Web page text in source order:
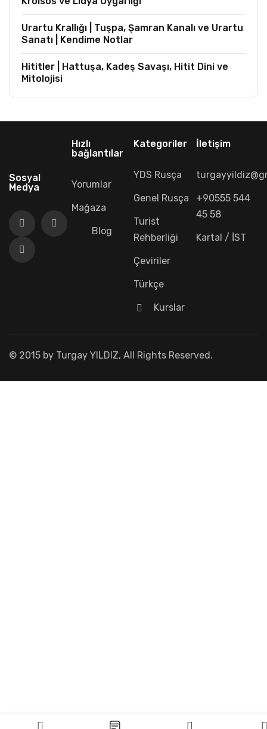
Urartu Krallığı | Tuşpa, Şamran Kanalı ve Urartu
Sanatı | Kendime Notlar
Hititler | Hattuşa, Kadeş Savaşı, Hitit Dini ve
Mitolojisi
Sosyal
Medya
Hızlı
bağlantılar
Yorumlar
Mağaza
Blog
Kategoriler
YDS Rusça
Genel Rusça
Turist
Rehberliği
Çeviriler
Türkçe
Kurslar
İletişim
+90555 544
45 58
Kartal / İST
© 2015 by Turgay YILDIZ, All Rights Reserved.